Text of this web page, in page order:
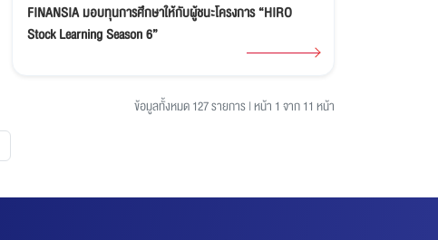
FINANSIA มอบทุนการศึกษาให้กับผู้ชนะโครงการ “HIRO
Stock Learning Season 6”
ข้อมูลทั้งหมด 127 รายการ|หน้า 1 จาก 11 หน้า